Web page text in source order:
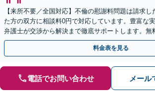
【来所不要／全国対応】不倫の慰謝料問題は請求
た方の双方に相談料0円で対応しています。豊富な
弁護士が交渉から解決まで徹底サポートします。無
手金の返還保証もありますので安心してご相談くだ
料金表を見る
電話でお問い合わせ メール